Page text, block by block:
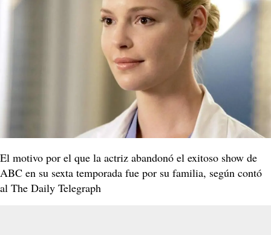
El motivo por el que la actriz abandonó el exitoso show de
ABC en su sexta temporada fue por su familia, según contó
al The Daily Telegraph